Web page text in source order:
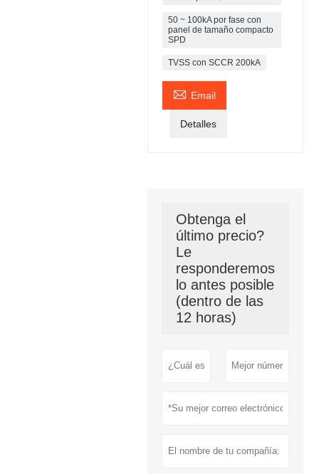
50 ~ 100kA por fase con
panel de tamaño compacto
SPD
TVSS con SCCR 200kA
 Email
Detalles
Obtenga el
último precio?
Le
responderemos
lo antes posible
(dentro de las
12 horas)